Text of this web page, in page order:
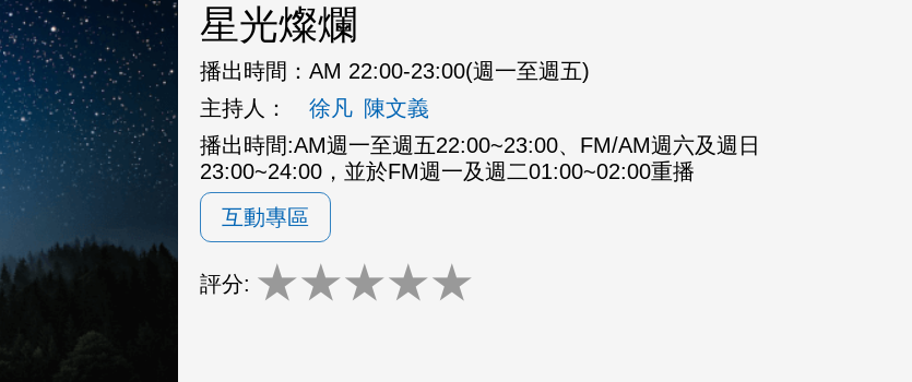
星光燦爛
播出時間： AM 22:00-23:00(週一至週五)
主持人：
徐凡 陳文義
播出時間:AM週一至週五22:00~23:00、FM/AM週六及週日
23:00~24:00，並於FM週一及週二01:00~02:00重播
互動專區
評分: ★★★★★